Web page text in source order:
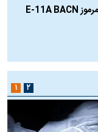
هواپیمای مرموز E-11A BACN
۱ ۲